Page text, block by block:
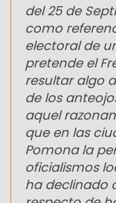
del 25 de
como
electoral de
pretende el
resultar algo
de los
aquel
que en las
Pomona la
oficialismos
ha declinado